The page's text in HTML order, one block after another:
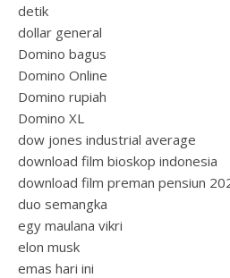
detik
dollar general
Domino bagus
Domino Online
Domino rupiah
Domino XL
dow jones industrial average
download film bioskop indonesia
download film preman pensiun
duo semangka
egy maulana vikri
elon musk
emas hari ini